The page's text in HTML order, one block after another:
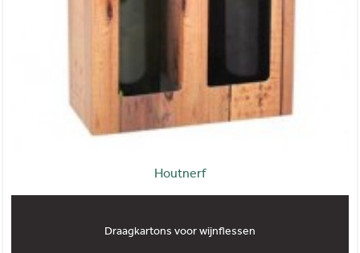
Houtnerf
Draagkartons voor wijnflessen